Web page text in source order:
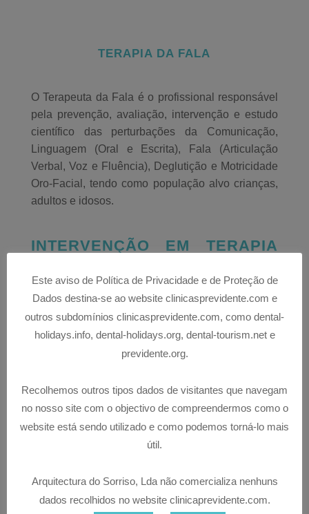
TERAPIA DA FALA
O Terapeuta da Fala é o profissional responsável
pela prevenção, avaliação, intervenção e estudo
científico das perturbações da Comunicação,
Linguagem (Oral e Escrita), Fala (Articulação
Verbal, Voz e Fluência), Deglutição e Motricidade
Oro-Facial, tendo como população alvo crianças,
adultos e idosos.
INTERVENÇÃO EM TERAPIA
COMUNICAÇÃO
Perturbação da Comunicação (dificuldades
na interação com os outros, no
estabelecimento e manutenção do contato
ocular, na utilização de gestos e expressões
LINGUAGEM:
Atraso do Desenvolvimento da Linguagem ou
frases, dificuldades na compreensão do que é
Este aviso de Política de Privacidade e de Proteção de
Dados destina-se ao website clinicasprevidente.com e
outros subdomínios clinicasprevidente.com, como dental-
holidays.info, dental-holidays.org, dental-tourism.net e
previdente.org.
Recolhemos outros tipos dados de visitantes que navegam
no nosso site com o objectivo de compreendermos como o
website está sendo utilizado e como podemos torná-lo mais
útil.
Arquitectura do Sorriso, Lda não comercializa nenhuns
dados recolhidos no website clinicaprevidente.com.